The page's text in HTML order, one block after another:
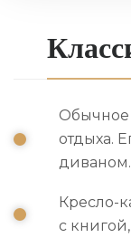
Обычное
отдыха.
диваном.
Кресло-
с